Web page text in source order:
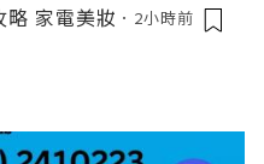
家電美妝 2小時前